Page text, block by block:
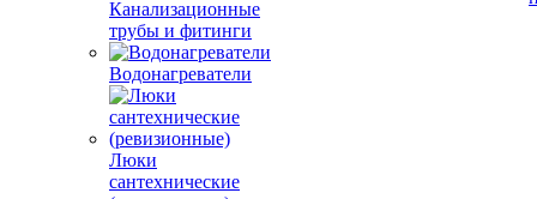
Канализационные
трубы и фитинги
Водонагреватели
Люки
сантехнические